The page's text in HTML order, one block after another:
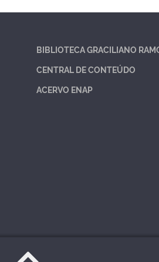
BIBLIOTECA GRACILIANO
CENTRAL DE CONTEÚDO
ACERVO ENAP